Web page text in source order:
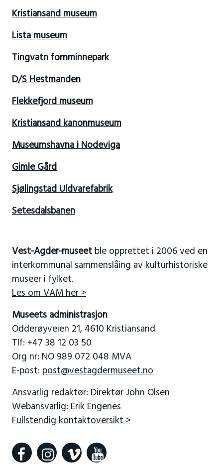
Kristiansand museum
Lista museum
Tingvatn fornminnepark
D/S Hestmanden
Flekkefjord museum
Kristiansand kanonmuseum
Museumshavna i Nodeviga
Gimle Gård
Sjølingstad Uldvarefabrik
Setesdalsbanen
Vest-Agder-museetble opprettet i 2006 ved en
interkommunal sammenslåing av kulturhistoriske
museer i fylket.
Les om VAM her >
Museets administrasjon
Odderøyveien 21, 4610 Kristiansand
Tlf: +47 38 12 03 50
Org nr: NO 989 072 048 MVA
E-post: post@vestagdermuseet.no
Ansvarlig redaktør: Direktør John Olsen
Webansvarlig: Erik Engenes
Fullstendig kontaktoversikt >